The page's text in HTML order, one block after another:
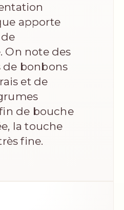
apporte
On note des
de bonbons
et de
de bouche
la touche
fine.